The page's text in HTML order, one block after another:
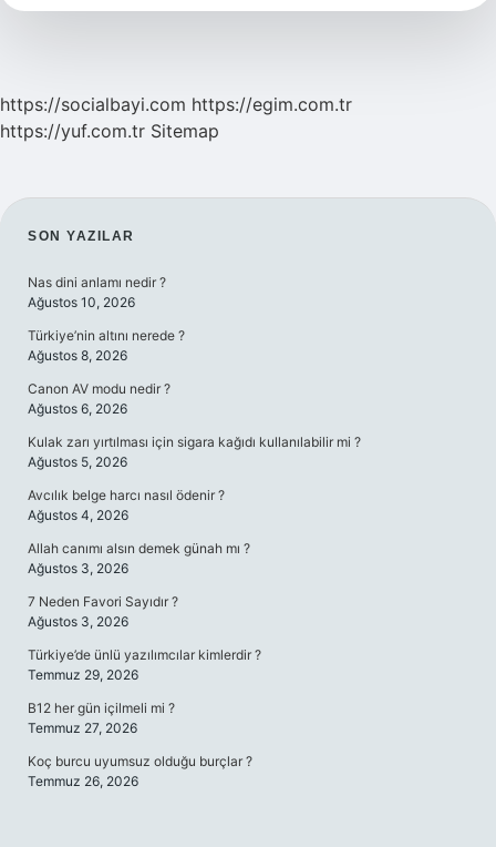
Ne
https://socialbayi.com https://egim.com.tr
https://yuf.com.tr Sitemap
SIDEBAR
SON YAZILAR
Nas dini anlamı nedir ?
Ağustos 10, 2026
Türkiye’nin altını nerede ?
Ağustos 8, 2026
Canon AV modu nedir ?
Ağustos 6, 2026
Kulak zarı yırtılması için sigara kağıdı kullanılabilir mi ?
Ağustos 5, 2026
Avcılık belge harcı nasıl ödenir ?
Ağustos 4, 2026
Allah canımı alsın demek günah mı ?
Ağustos 3, 2026
7 Neden Favori Sayıdır ?
Ağustos 3, 2026
Türkiye’de ünlü yazılımcılar kimlerdir ?
Temmuz 29, 2026
B12 her gün içilmeli mi ?
Temmuz 27, 2026
Koç burcu uyumsuz olduğu burçlar ?
Temmuz 26, 2026